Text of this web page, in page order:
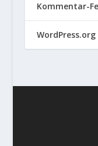
Kommentar-
WordPress.org